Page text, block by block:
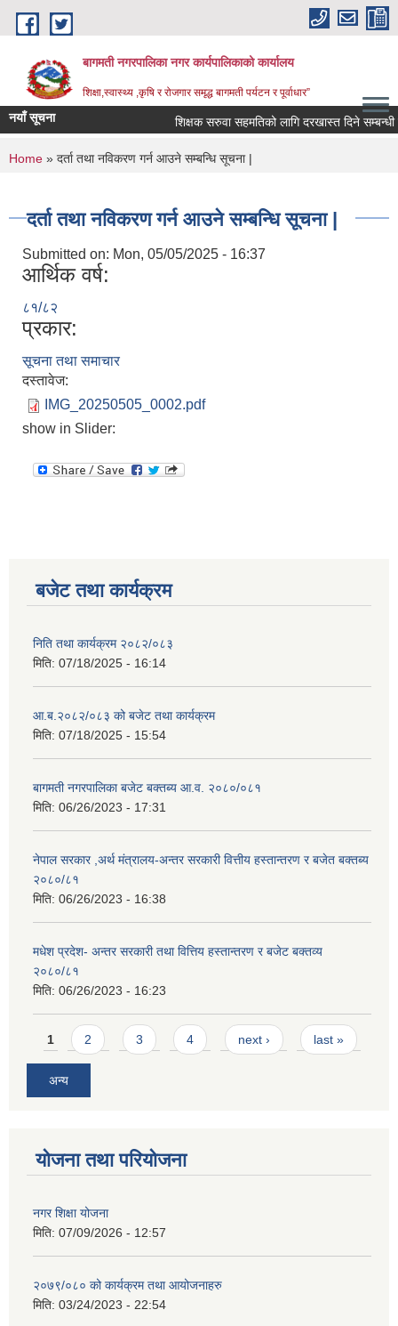
Skip to main content
बागमती नगरपालिका नगर कार्यपालिकाको कार्यालय
शिक्षा,स्वास्थ्य ,कृषि र रोजगार समृद्ध बागमती पर्यटन र पूर्वाधार”
नयाँ सूचना शिक्षक सरुवा सहमतिको लागि दरखास्त दिने
You are here
Home » दर्ता तथा नविकरण गर्न आउने सम्बन्धि सूचना |
दर्ता तथा नविकरण गर्न आउने सम्बन्धि सूचना |
Submitted on: Mon, 05/05/2025 - 16:37
आर्थिक वर्ष:
८१/८२
प्रकार:
सूचना तथा समाचार
दस्तावेज:
IMG_20250505_0002.pdf
show in Slider:
बजेट तथा कार्यक्रम
निति तथा कार्यक्रम २०८२/०८३
मिति: 07/18/2025 - 16:14
आ.ब.२०८२/०८३ को बजेट तथा कार्यक्रम
मिति: 07/18/2025 - 15:54
बागमती नगरपालिका बजेट बक्तब्य आ.व. २०८०/०८१
मिति: 06/26/2023 - 17:31
नेपाल सरकार ,अर्थ मंत्रालय-अन्तर सरकारी वित्तीय हस्तान्तरण र बजेत बक्तब्य
२०८०/८१
मिति: 06/26/2023 - 16:38
मधेश प्रदेश- अन्तर सरकारी तथा वित्तिय हस्तान्तरण र बजेट बक्तव्य
२०८०/८१
मिति: 06/26/2023 - 16:23
Pages
1 2 3 4 next › last »
अन्य
योजना तथा परियोजना
नगर शिक्षा योजना
मिति: 07/09/2026 - 12:57
२०७९/०८० को कार्यक्रम तथा आयोजनाहरु
मिति: 03/24/2023 - 22:54